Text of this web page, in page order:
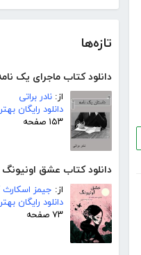
تازه‌ها
دانلود کتاب ماجرای یک
از: نادر براتی
دانلود رایگان
۱۵۳ صفحه
دانلود کتاب عشق اونیونگ
از: جیمز
دانلود رایگان
۷۳ صفحه